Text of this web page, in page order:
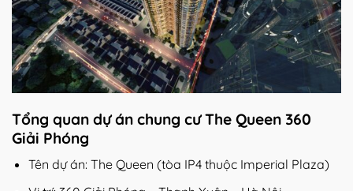
Tổng quan dự án chung cư The Queen 360
Giải Phóng
Tên dự án: The Queen (tòa IP4 thuộc Imperial Plaza)